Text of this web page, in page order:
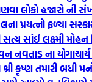
લોકો હજારો ની
પ્રયત્નો ફળ્યા
સત્ય સાંઈ લક્ષ્મી
નવતાડ ના
કૃષ્ણ તમારી બધી